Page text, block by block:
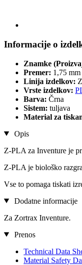
Informacije o
Znamke
Premer: 1,75 mm
Linija izdelkov:
Vrste izdelkov:
Barva: Črna
Sistem: tuljava
Material za
Opis
Z-PLA za Inventure je
Z-PLA je biološko
Vse to pomaga tiskati
Dodatne informacije
Za Zortrax Inventure.
Prenos
Technical Data
Material Safety